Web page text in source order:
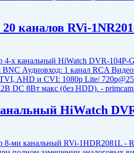
каналов RVi-
HiWatch